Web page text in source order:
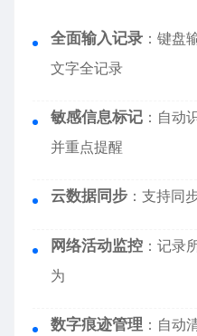
全面输入记录 ：键盘
文字全记录
敏感信息标记 ：自动
并重点提醒
云数据同步 ：支持同
网络活动监控 ：记录
为
数字痕迹管理 ：自动